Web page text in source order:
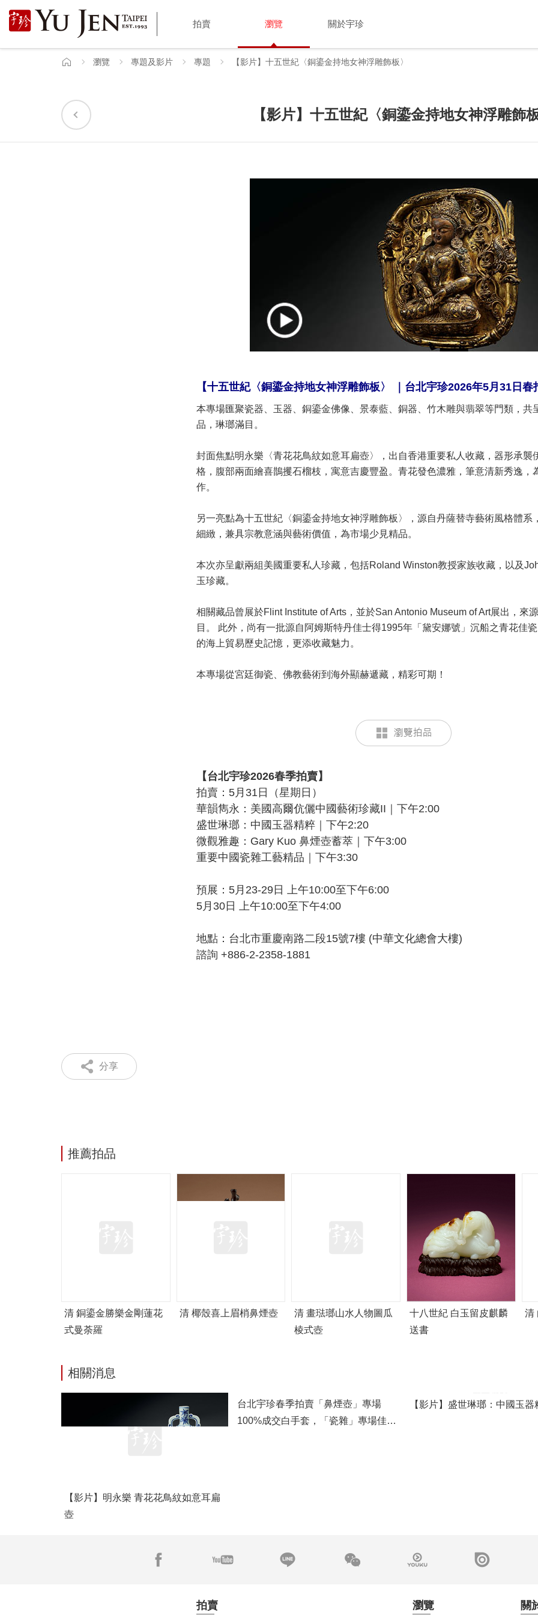
宇
珍
術
拍賣 瀏覽 關於宇珍
首
瀏覽 專題及影片 專題 【影片】十五世紀〈銅鎏金持地女神浮雕飾板〉
【影片】十五世紀〈銅鎏金持地女神浮雕飾
【十五世紀〈銅鎏金持地女神浮雕飾板〉 ｜台北宇珍2026年5月31日春
本專場匯聚瓷器、玉器、銅鎏金佛像、景泰藍、銅器、竹木雕與翡翠等門類，共
品，琳瑯滿目。
封面焦點明永樂〈青花花鳥紋如意耳扁壺〉，出自香港重要私人收藏，器形承襲
格，腹部兩面繪喜鵲攫石榴枝，寓意吉慶豐盈。青花發色濃雅，筆意清新秀逸，
作。
另一亮點為十五世紀〈銅鎏金持地女神浮雕飾板〉，源自丹薩替寺藝術風格體系
細緻，兼具宗教意涵與藝術價值，為市場少見精品。
本次亦呈獻兩組美國重要私人珍藏，包括Roland Winston教授家族收藏，以及
玉珍藏。
相關藏品曾展於Flint Institute of Arts，並於San Antonio Museum of Art展出，來
目。 此外，尚有一批源自阿姆斯特丹佳士得1995年「黛安娜號」沉船之青花佳
的海上貿易歷史記憶，更添收藏魅力。
本專場從宮廷御瓷、佛教藝術到海外顯赫遞藏，精彩可期！
【台北宇珍2026春季拍賣】
拍賣：5月31日（星期日）
華韻雋永：美國高爾伉儷中國藝術珍藏II｜下午2:00
盛世琳瑯：中國玉器精粹｜下午2:20
微觀雅趣：Gary Kuo 鼻煙壺蓄萃｜下午3:00
重要中國瓷雜工藝精品｜下午3:30
預展：5月23-29日 上午10:00至下午6:00
5月30日 上午10:00至下午4:00
地點：台北市重慶南路二段15號7樓 (中華文化總會大樓)
諮詢 +886-2-2358-1881
分享
推薦拍品
清 銅鎏金勝樂金剛蓮花
式曼荼羅
清 椰殼喜上眉梢鼻煙壺
清 畫琺瑯山水人物圖瓜
棱式壺
十八世紀 白玉留皮麒麟
送書
清
相關消息
【影片】明永樂 青花花鳥紋如意耳扁
壺
【影片】盛世琳瑯：中國玉器
拍賣 瀏覽 關